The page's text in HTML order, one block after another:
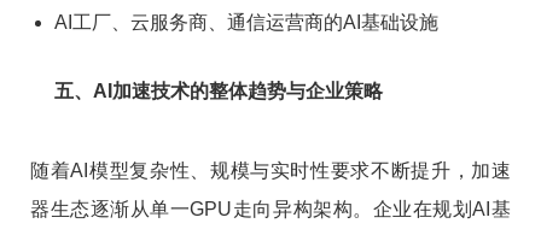
AI工厂、云服务商、通信运营商的AI基础设施
五、AI加速技术的整体趋势与企业策略
随着AI模型复杂性、规模与实时性要求不断提升，加速
器生态逐渐从单一GPU走向异构架构。企业在规划AI基